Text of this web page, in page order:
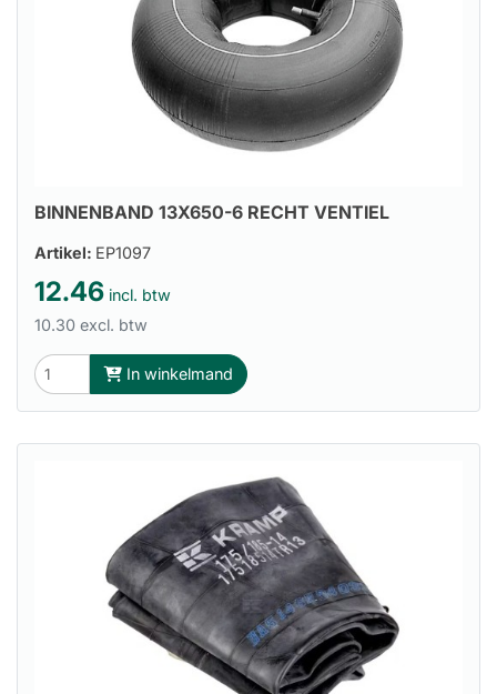
BINNENBAND 13X650-6 RECHT VENTIEL
Artikel: EP1097
12.46 incl. btw
10.30 excl. btw
In winkelmand